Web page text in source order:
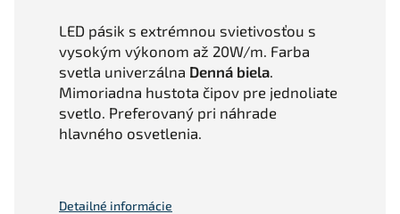
LED pásik s extrémnou svietivosťou s
vysokým výkonom až 20W/m. Farba
svetla univerzálna Denná biela
Mimoriadna hustota čipov pre jednoliate
svetlo. Preferovaný pri náhrade
hlavného osvetlenia.
Detailné informácie